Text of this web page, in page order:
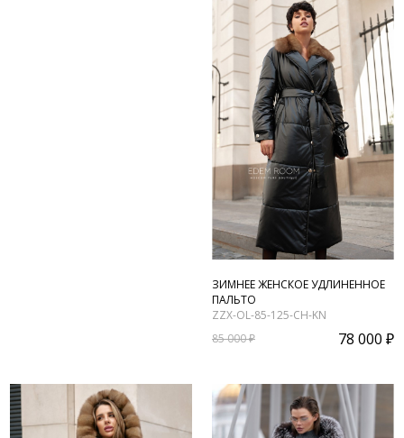
ЗИМНЕЕ ЖЕНСКОЕ УДЛИНЕННОЕ
ПАЛЬТО
ZZX-OL-85-125-CH-KN
85 000 ₽
78 000 ₽